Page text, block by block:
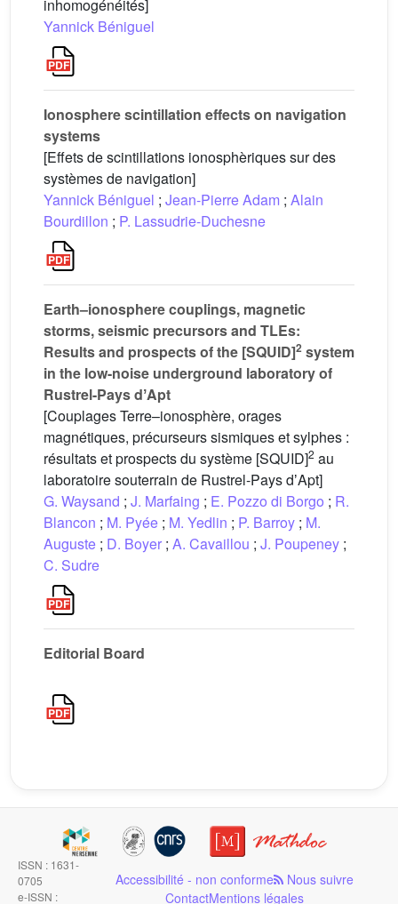
inhomogénéités]
Yannick Béniguel
Ionosphere scintillation effects on navigation
systems
[Effets de scintillations ionosphèriques sur des
systèmes de navigation]
Yannick Béniguel ; Jean-Pierre Adam ; Alain
Bourdillon ; P. Lassudrie-Duchesne
Earth–ionosphere couplings, magnetic
storms, seismic precursors and TLEs:
Results and prospects of the [SQUID]2 system
in the low-noise underground laboratory of
Rustrel-Pays dʼApt
[Couplages Terre–ionosphère, orages
magnétiques, précurseurs sismiques et sylphes :
résultats et prospects du système [SQUID]2 au
laboratoire souterrain de Rustrel-Pays dʼApt]
G. Waysand ; J. Marfaing ; E. Pozzo di Borgo ; R.
Blancon ; M. Pyée ; M. Yedlin ; P. Barroy ; M.
Auguste ; D. Boyer ; A. Cavaillou ; J. Poupeney ;
C. Sudre
Editorial Board
ISSN : 1631-
0705
e-ISSN :
Accessibilité - non conforme Nous suivre
ContactMentions légales